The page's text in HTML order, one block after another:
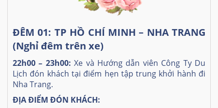
ĐÊM 01: TP HỒ CHÍ MINH – NHA TRANG
(Nghỉ đêm trên xe)
22h00 – 23h00: Xe và Hướng dẫn viên Công Ty Du
Lịch đón khách tại điểm hẹn tập trung khởi hành đi
Nha Trang.
ĐỊA ĐIỂM ĐÓN KHÁCH: